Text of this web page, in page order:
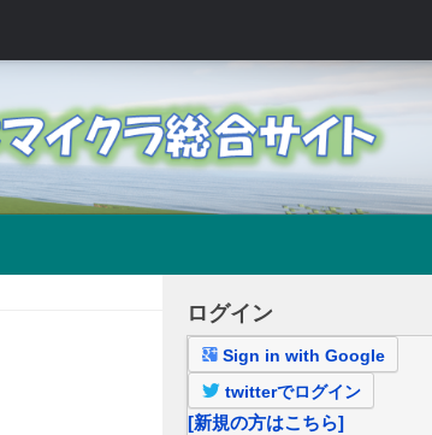
ログイン
Sign in with Google
twitterでログイン
[新規の方はこちら]